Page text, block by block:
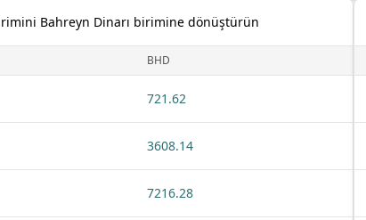
Bahreyn Dinarı birimine dönüştürün
BHD
721.62
3608.14
7216.28